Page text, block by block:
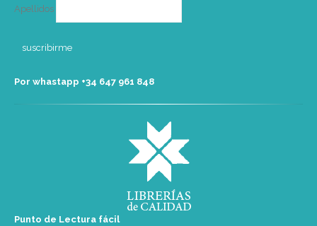
Apellidos
Por whastapp +34 ‭647 961 848‬
Punto de Lectura fácil